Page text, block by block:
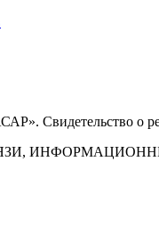
Свидетельство